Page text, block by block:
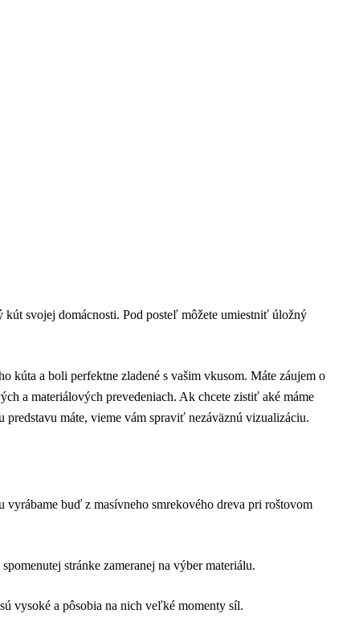
svojej domácnosti. Pod posteľ môžete umiestniť úložný
kúta a boli perfektne zladené s vašim vkusom. Máte záujem o
a materiálových prevedeniach. Ak chcete zistiť aké máme
predstavu máte, vieme vám spraviť nezáväznú vizualizáciu.
buď z masívneho smrekového dreva pri roštovom
stránke zameranej na výber materiálu.
vysoké a pôsobia na nich veľké momenty síl.